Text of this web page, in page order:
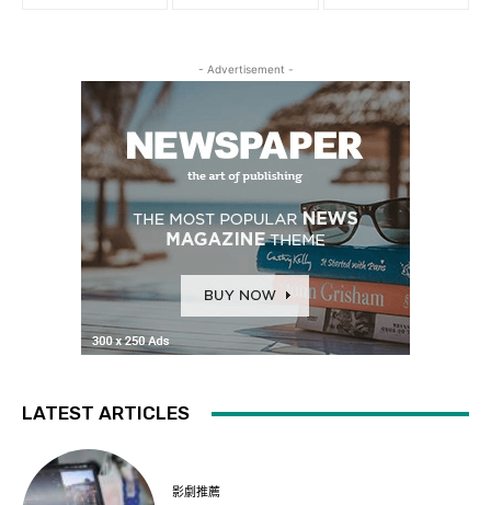
- Advertisement -
LATEST ARTICLES
影劇推薦